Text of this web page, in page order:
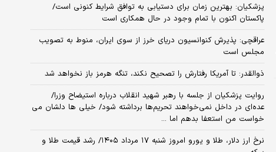
پزشکیان‌: بهترین زمان برای دستیابی به توافق شرایط کنونی است/
پاکستان اکنون با تمام وجود در حال همکاری است
عراقچی: پذیرش کنوانسیون دریای خرز از سوی ایران، منوط به تصویب
مجلس است
ذوالقدر: تا آمریکا رفتارش را تصحیح نکند، تنگه هرمز باز نخواهد شد
روایت پزشکیان از جلسه با رهبر شهید انقلاب درباره استیضاح وزرا/
عده‌ای در داخل نمی‌خواهند تحریم‌ها برداشته شود/ خیلی ها دلشان می
خواست من استعفا بدهم اما ...
نرخ ارز دلار، طلا و یورو امروز شنبه ۱۷ مرداد ۱۴۰۵/ رشد قیمت طلا و